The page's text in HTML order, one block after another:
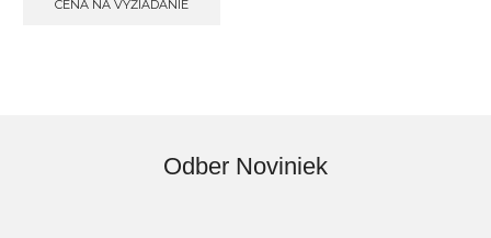
CENA NA VYŽIADANIE
Odber Noviniek